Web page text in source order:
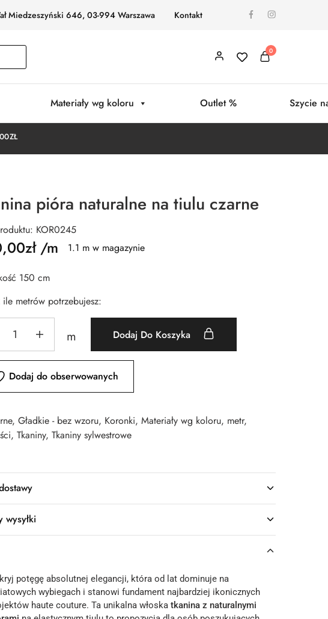
Miedzeszyński 646, 03-994 Warszawa Kontakt
0
Materiały wg koloru Outlet % Szycie
ZŁ
pióra naturalne na tiulu czarne
KOR0245
zł/m 1.1 m w magazynie
150 cm
metrów potrzebujesz:
m Dodaj Do Koszyka
Dodaj do obserwowanych
, Gładkie - bez wzoru, Koronki, Materiały wg koloru, metr,
, Tkaniny, Tkaniny sylwestrowe
wysyłki
potęgę absolutnej elegancji, która od lat dominuje na
wybiegach i stanowi fundament najbardziej ikonicznych
haute couture. Ta unikalna włoskatkanina z naturalnymi